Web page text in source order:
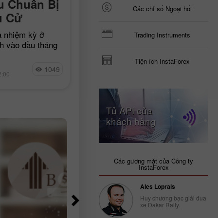
Chuẩn Bị
Cử
nhiệm kỳ ở
vào đầu tháng
1049
USD/JPY. Can thiệp
không phá vỡ xu
Đồng dollar tự tin lấy
các vị thế đã mất
Cặp USD/JPY đã thể hiện xu hướng
can thiệp tiền
Irina Manzenko
Các chỉ số Ngoại hối
Trading Instruments
Tiện ích InstaForex
Tủ API của
khách hàng
Các gương mặt của Công ty
InstaForex
Ales Loprais
Huy chương bạc giải đua
xe Dakar Rally.